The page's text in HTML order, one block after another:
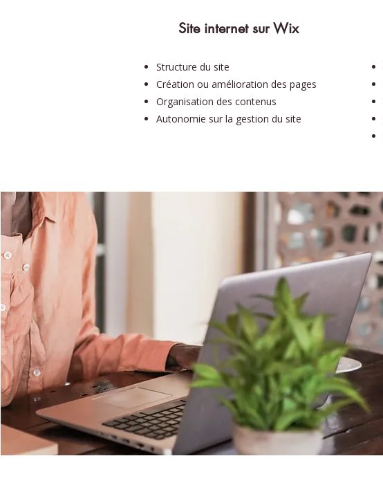
Site internet sur Wix
Structure du site
Création ou amélioration des pages
Organisation des contenus
Autonomie sur la gestion du site